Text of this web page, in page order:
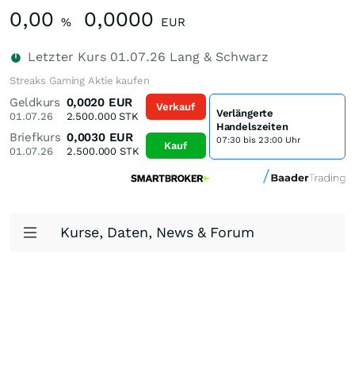
0,00 % 0,0000 EUR
Letzter Kurs 01.07.26 Lang & Schwarz
Streaks Gaming Aktie kaufen
Geldkurs
01.07.26
0,0020 EUR
2.500.000STK
Briefkurs
01.07.26
0,0030 EUR
2.500.000 STK
Verkauf
Kauf
Verlängerte
Handelszeiten
07:30 bis 23:00 Uhr
Kurse, Daten, News & Forum